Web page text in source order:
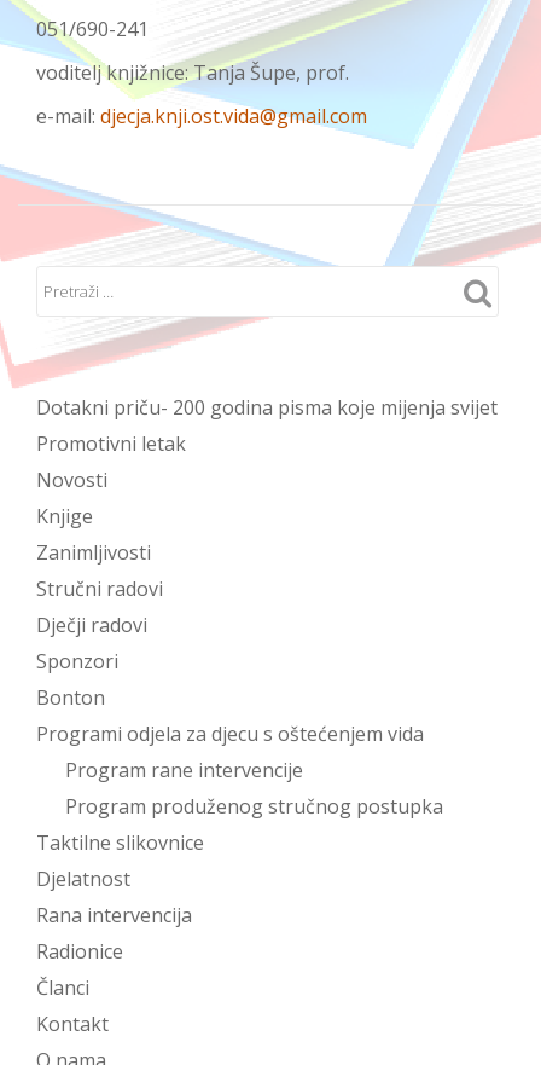
051/690-241
voditelj knjižnice: Tanja Šupe, prof.
e-mail: djecja.knji.ost.vida@gmail.com
Dotakni priču- 200 godina pisma koje mijenja svijet
Promotivni letak
Novosti
Knjige
Zanimljivosti
Stručni radovi
Dječji radovi
Sponzori
Bonton
Programi odjela za djecu s oštećenjem vida
Program rane intervencije
Program produženog stručnog postupka
Taktilne slikovnice
Djelatnost
Rana intervencija
Radionice
Članci
Kontakt
O nama